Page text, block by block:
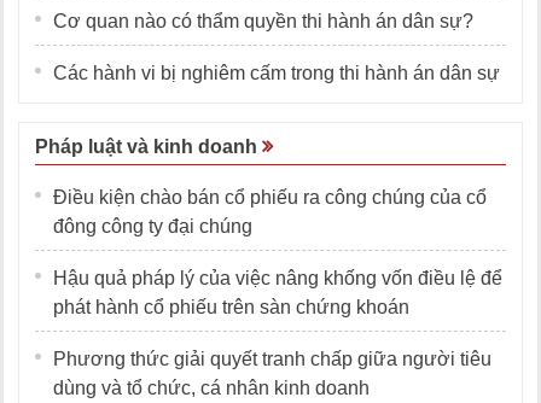
Cơ quan nào có thẩm quyền thi hành án dân sự?
Các hành vi bị nghiêm cấm trong thi hành án dân sự
Pháp luật và kinh doanh
Điều kiện chào bán cổ phiếu ra công chúng của cổ
đông công ty đại chúng
Hậu quả pháp lý của việc nâng khống vốn điều lệ để
phát hành cổ phiếu trên sàn chứng khoán
Phương thức giải quyết tranh chấp giữa người tiêu
dùng và tổ chức, cá nhân kinh doanh